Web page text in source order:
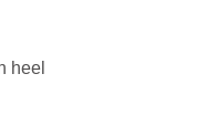
heel